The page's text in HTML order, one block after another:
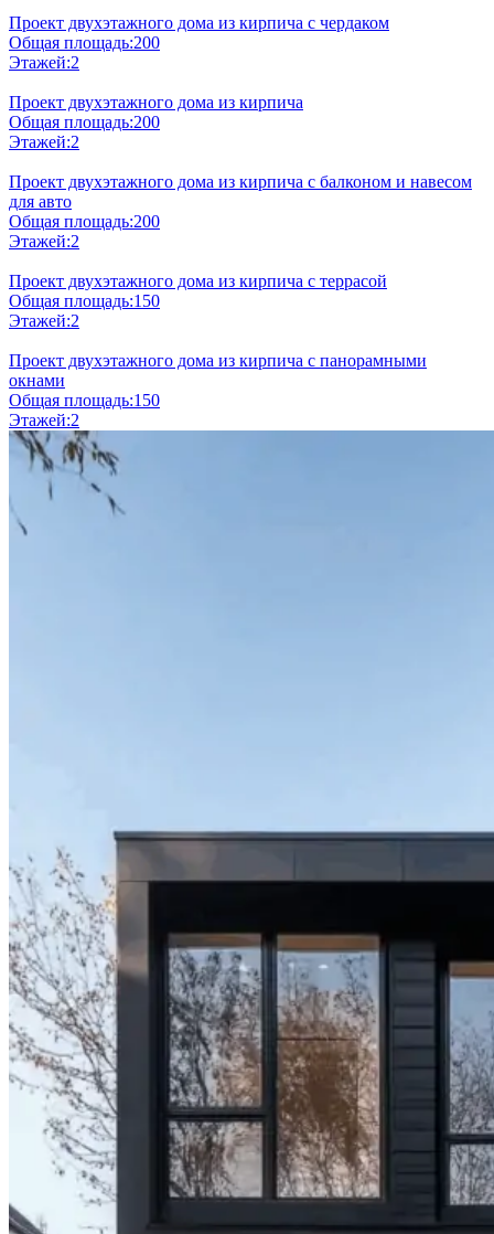
Проект двухэтажного дома из кирпича с чердаком
Общая площадь:200
Этажей:2
Проект двухэтажного дома из кирпича
Общая площадь:200
Этажей:2
Проект двухэтажного дома из кирпича с балконом и навесом
для авто
Общая площадь:200
Этажей:2
Проект двухэтажного дома из кирпича с террасой
Общая площадь:150
Этажей:2
Проект двухэтажного дома из кирпича с панорамными
окнами
Общая площадь:150
Этажей:2